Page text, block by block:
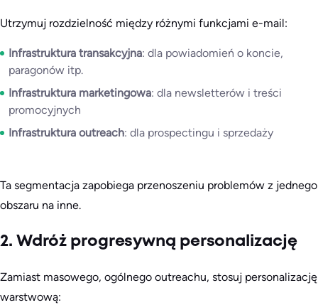
Utrzymuj rozdzielność między różnymi funkcjami e-mail:
Infrastruktura transakcyjna: dla powiadomień o koncie,
paragonów itp.
Infrastruktura marketingowa: dla newsletterów i treści
promocyjnych
Infrastruktura outreach: dla prospectingu i sprzedaży
Ta segmentacja zapobiega przenoszeniu problemów z jednego
obszaru na inne.
2. Wdróż progresywną personalizację
Zamiast masowego, ogólnego outreachu, stosuj personalizację
warstwową: